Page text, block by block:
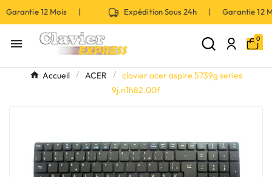
12 Mois | Expédition Sous 24h | Garantie
 0
Accueil ACER
clavier acer aspire 5739g series
9j.n1h82.00f